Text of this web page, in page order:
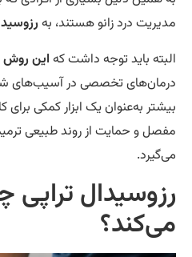
درد زانو هستند، بهرزوسیدال
باید توجه داشت کهاین روش
تخصصی در آسیب‌های شدید
به‌عنوان یک ابزار کمکی برای
و حمایت از روند طبیعی ترمیم
تراپی